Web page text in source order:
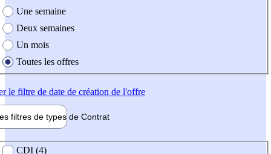
Une semaine
Deux semaines
Un mois
Toutes les offres
le filtre de date de création de l'offre
filtres de types de Contrat
contrat
CDI (4)